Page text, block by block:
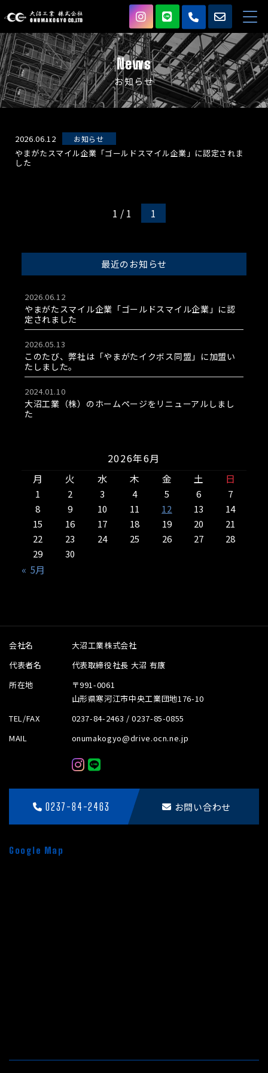
News
お知らせ
2026.06.12 お知らせ
やまがたスマイル企業「ゴールドスマイル企業」に認定されま
した
1 / 1 1
最近のお知らせ
2026.06.12
やまがたスマイル企業「ゴールドスマイル企業」に認
定されました
2026.05.13
このたび、弊社は「やまがたイクボス同盟」に加盟い
たしました。
2024.01.10
大沼工業（株）のホームページをリニューアルしまし
た
2026年6月
月
火 水 木 金 土 日
« 5月
1 2 3 4 5 6
7
8
9 10 11 12 13
14
15
16 17 18 19 20
21
22
23 24 25 26 27
28
29
30
会社名
大沼工業株式会社
代表者名
代表取締役社長 大沼 有康
所在地
〒991-0061
山形県寒河江市中央工業団地176-10
TEL/FAX
0237-84-2463 / 0237-85-0855
MAIL
onumakogyo@drive.ocn.ne.jp
0237-84-2463 お問い合わせ
Google Map